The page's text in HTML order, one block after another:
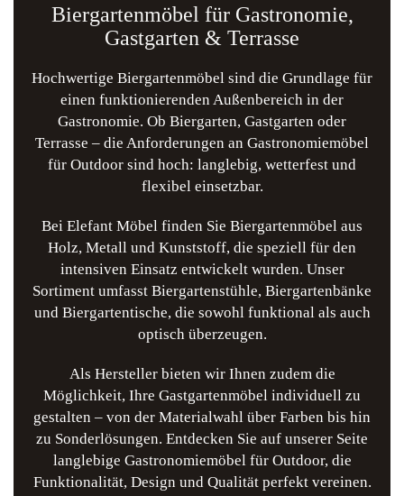
Biergartenmöbel für Gastronomie,
Gastgarten & Terrasse
Hochwertige Biergartenmöbel sind die Grundlage für
einen funktionierenden Außenbereich in der
Gastronomie. Ob Biergarten, Gastgarten oder
Terrasse – die Anforderungen an Gastronomiemöbel
für Outdoor sind hoch: langlebig, wetterfest und
flexibel einsetzbar.
Bei Elefant Möbel finden Sie Biergartenmöbel aus
Holz, Metall und Kunststoff, die speziell für den
intensiven Einsatz entwickelt wurden. Unser
Sortiment umfasst Biergartenstühle, Biergartenbänke
und Biergartentische, die sowohl funktional als auch
optisch überzeugen.
Als Hersteller bieten wir Ihnen zudem die
Möglichkeit, Ihre Gastgartenmöbel individuell zu
gestalten – von der Materialwahl über Farben bis hin
zu Sonderlösungen. Entdecken Sie auf unserer Seite
langlebige Gastronomiemöbel für Outdoor, die
Funktionalität, Design und Qualität perfekt vereinen.